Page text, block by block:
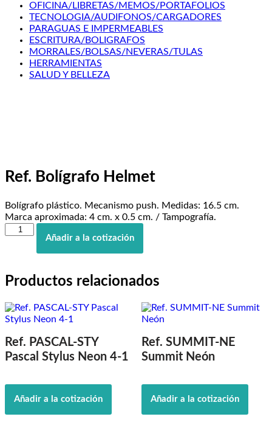
OFICINA/LIBRETAS/MEMOS/PORTAFOLIOS
TECNOLOGIA/AUDIFONOS/CARGADORES
PARAGUAS E IMPERMEABLES
ESCRITURA/BOLIGRAFOS
MORRALES/BOLSAS/NEVERAS/TULAS
HERRAMIENTAS
SALUD Y BELLEZA
Ref. Bolígrafo Helmet
Bolígrafo plástico. Mecanismo push. Medidas: 16.5 cm.
Marca aproximada: 4 cm. x 0.5 cm. / Tampografía.
Ref.
Bolígrafo
Añadir a la cotización
Productos relacionados
Ref. PASCAL-STY
Pascal Stylus Neon 4-1
Añadir a la cotización
Ref. SUMMIT-NE
Summit Neón
Añadir a la cotización